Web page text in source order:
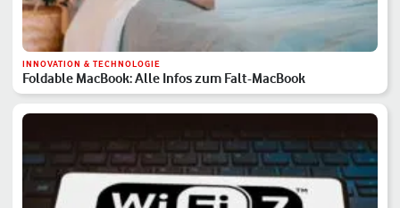
INNOVATION & TECHNOLOGIE
Foldable MacBook: Alle Infos zum Falt-MacBook